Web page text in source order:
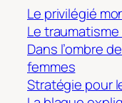
Le privilégié
Le
Dans l’ombre
femmes
Stratégie pour